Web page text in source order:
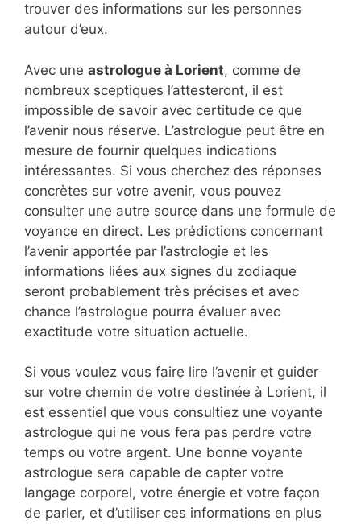
trouver des informations sur les personnes
autour d’eux.
Avec une astrologue à Lorient, comme de
nombreux sceptiques l’attesteront, il est
impossible de savoir avec certitude ce que
l’avenir nous réserve. L’astrologue peut être en
mesure de fournir quelques indications
intéressantes. Si vous cherchez des réponses
concrètes sur votre avenir, vous pouvez
consulter une autre source dans une formule de
voyance en direct. Les prédictions concernant
l’avenir apportée par l’astrologie et les
informations liées aux signes du zodiaque
seront probablement très précises et avec
chance l’astrologue pourra évaluer avec
exactitude votre situation actuelle.
Si vous voulez vous faire lire l’avenir et guider
sur votre chemin de votre destinée à Lorient, il
est essentiel que vous consultiez une voyante
astrologue qui ne vous fera pas perdre votre
temps ou votre argent. Une bonne voyante
astrologue sera capable de capter votre
langage corporel, votre énergie et votre façon
de parler, et d’utiliser ces informations en plus